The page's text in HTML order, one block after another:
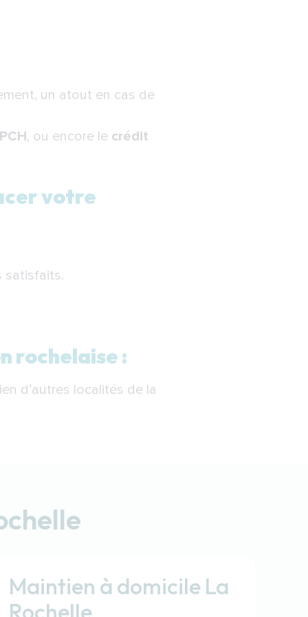
un atout en cas de
PCH, ou encore le crédit
votre
satisfaits.
rochelaise :
d’autres localités de la
Maintien à domicile La
Rochelle